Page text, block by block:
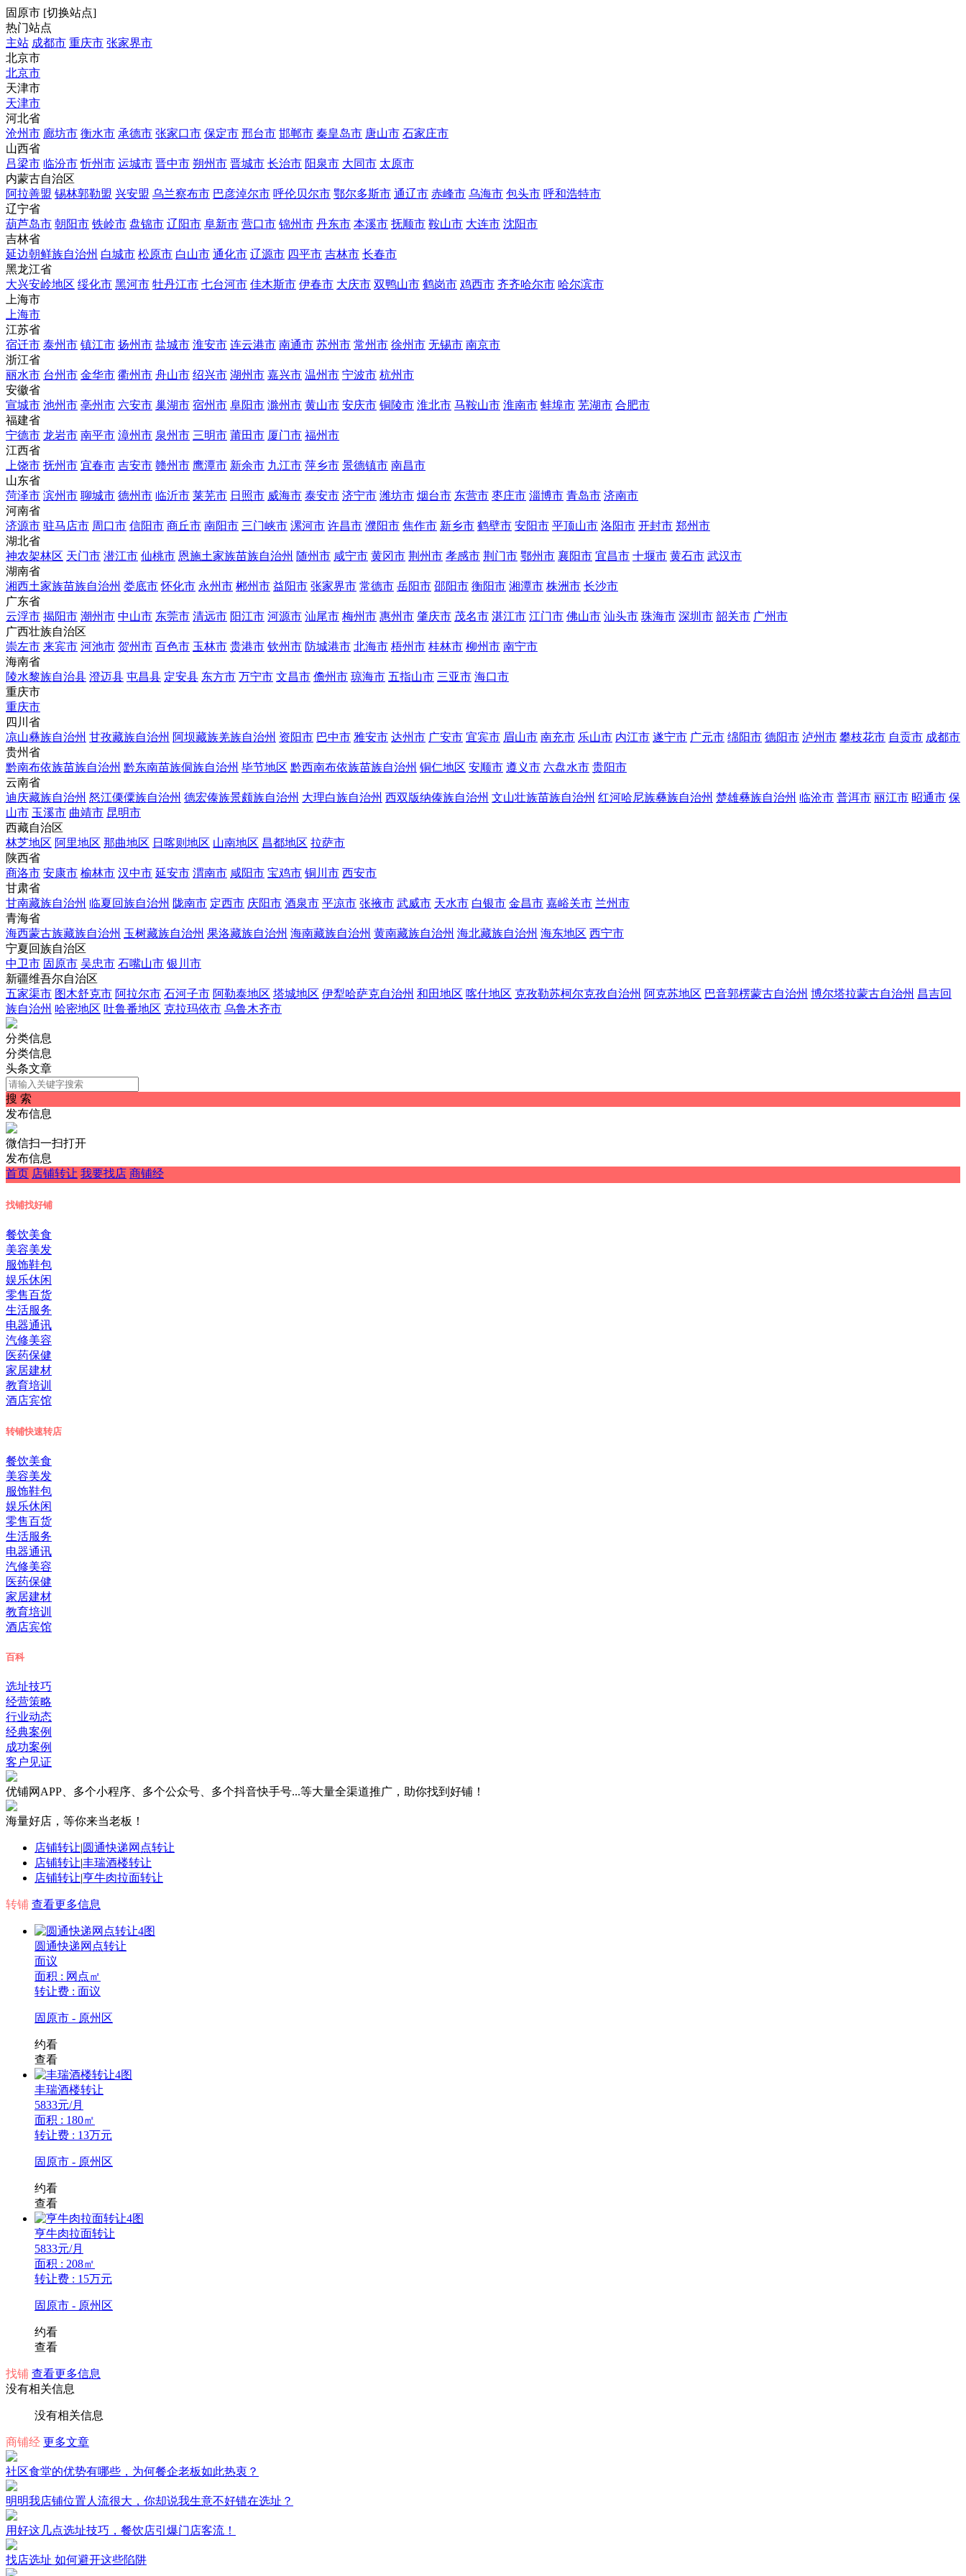
固原市 [切换站点]
热门站点
主站 成都市 重庆市 张家界市
北京市
北京市
天津市
天津市
河北省
沧州市 廊坊市 衡水市 承德市 张家口市 保定市 邢台市 邯郸市 秦皇岛市 唐山市 石家庄市
山西省
吕梁市 临汾市 忻州市 运城市 晋中市 朔州市 晋城市 长治市 阳泉市 大同市 太原市
内蒙古自治区
阿拉善盟 锡林郭勒盟 兴安盟 乌兰察布市 巴彦淖尔市 呼伦贝尔市 鄂尔多斯市 通辽市 赤峰市 乌海市 包头市 呼和浩特市
辽宁省
葫芦岛市 朝阳市 铁岭市 盘锦市 辽阳市 阜新市 营口市 锦州市 丹东市 本溪市 抚顺市 鞍山市 大连市 沈阳市
吉林省
延边朝鲜族自治州 白城市 松原市 白山市 通化市 辽源市 四平市 吉林市 长春市
黑龙江省
大兴安岭地区 绥化市 黑河市 牡丹江市 七台河市 佳木斯市 伊春市 大庆市 双鸭山市 鹤岗市 鸡西市 齐齐哈尔市 哈尔滨市
上海市
上海市
江苏省
宿迁市 泰州市 镇江市 扬州市 盐城市 淮安市 连云港市 南通市 苏州市 常州市 徐州市 无锡市 南京市
浙江省
丽水市 台州市 金华市 衢州市 舟山市 绍兴市 湖州市 嘉兴市 温州市 宁波市 杭州市
安徽省
宣城市 池州市 亳州市 六安市 巢湖市 宿州市 阜阳市 滁州市 黄山市 安庆市 铜陵市 淮北市 马鞍山市 淮南市 蚌埠市 芜湖市 合肥市
福建省
宁德市 龙岩市 南平市 漳州市 泉州市 三明市 莆田市 厦门市 福州市
江西省
上饶市 抚州市 宜春市 吉安市 赣州市 鹰潭市 新余市 九江市 萍乡市 景德镇市 南昌市
山东省
菏泽市 滨州市 聊城市 德州市 临沂市 莱芜市 日照市 威海市 泰安市 济宁市 潍坊市 烟台市 东营市 枣庄市 淄博市 青岛市 济南市
河南省
济源市 驻马店市 周口市 信阳市 商丘市 南阳市 三门峡市 漯河市 许昌市 濮阳市 焦作市 新乡市 鹤壁市 安阳市 平顶山市 洛阳市 开封市 郑州市
湖北省
神农架林区 天门市 潜江市 仙桃市 恩施土家族苗族自治州 随州市 咸宁市 黄冈市 荆州市 孝感市 荆门市 鄂州市 襄阳市 宜昌市 十堰市 黄石市 武汉市
湖南省
湘西土家族苗族自治州 娄底市 怀化市 永州市 郴州市 益阳市 张家界市 常德市 岳阳市 邵阳市 衡阳市 湘潭市 株洲市 长沙市
广东省
云浮市 揭阳市 潮州市 中山市 东莞市 清远市 阳江市 河源市 汕尾市 梅州市 惠州市 肇庆市 茂名市 湛江市 江门市 佛山市 汕头市 珠海市 深圳市 韶关市 广州市
广西壮族自治区
崇左市 来宾市 河池市 贺州市 百色市 玉林市 贵港市 钦州市 防城港市 北海市 梧州市 桂林市 柳州市 南宁市
海南省
陵水黎族自治县 澄迈县 屯昌县 定安县 东方市 万宁市 文昌市 儋州市 琼海市 五指山市 三亚市 海口市
重庆市
重庆市
四川省
凉山彝族自治州 甘孜藏族自治州 阿坝藏族羌族自治州 资阳市 巴中市 雅安市 达州市 广安市 宜宾市 眉山市 南充市 乐山市 内江市 遂宁市 广元市 绵阳市 德阳市 泸州市 攀枝花市 自贡市 成都市
贵州省
黔南布依族苗族自治州 黔东南苗族侗族自治州 毕节地区 黔西南布依族苗族自治州 铜仁地区 安顺市 遵义市 六盘水市 贵阳市
云南省
迪庆藏族自治州 怒江傈僳族自治州 德宏傣族景颇族自治州 大理白族自治州 西双版纳傣族自治州 文山壮族苗族自治州 红河哈尼族彝族自治州 楚雄彝族自治州 临沧市 普洱市 丽江市 昭通市 保
山市 玉溪市 曲靖市 昆明市
西藏自治区
林芝地区 阿里地区 那曲地区 日喀则地区 山南地区 昌都地区 拉萨市
陕西省
商洛市 安康市 榆林市 汉中市 延安市 渭南市 咸阳市 宝鸡市 铜川市 西安市
甘肃省
甘南藏族自治州 临夏回族自治州 陇南市 定西市 庆阳市 酒泉市 平凉市 张掖市 武威市 天水市 白银市 金昌市 嘉峪关市 兰州市
青海省
海西蒙古族藏族自治州 玉树藏族自治州 果洛藏族自治州 海南藏族自治州 黄南藏族自治州 海北藏族自治州 海东地区 西宁市
宁夏回族自治区
中卫市 固原市 吴忠市 石嘴山市 银川市
新疆维吾尔自治区
五家渠市 图木舒克市 阿拉尔市 石河子市 阿勒泰地区 塔城地区 伊犁哈萨克自治州 和田地区 喀什地区 克孜勒苏柯尔克孜自治州 阿克苏地区 巴音郭楞蒙古自治州 博尔塔拉蒙古自治州 昌吉回
族自治州 哈密地区 吐鲁番地区 克拉玛依市 乌鲁木齐市
分类信息
分类信息
头条文章
搜 索
发布信息
微信扫一扫打开
发布信息
首页 店铺转让 我要找店 商铺经
找铺找好铺
餐饮美食
美容美发
服饰鞋包
娱乐休闲
零售百货
生活服务
电器通讯
汽修美容
医药保健
家居建材
教育培训
酒店宾馆
转铺快速转店
餐饮美食
美容美发
服饰鞋包
娱乐休闲
零售百货
生活服务
电器通讯
汽修美容
医药保健
家居建材
教育培训
酒店宾馆
百科
选址技巧
经营策略
行业动态
经典案例
成功案例
客户见证
优铺网APP、多个小程序、多个公众号、多个抖音快手号...等大量全渠道推广，助你找到好铺！
海量好店，等你来当老板！
店铺转让|圆通快递网点转让
店铺转让|丰瑞酒楼转让
店铺转让|亨牛肉拉面转让
转铺 查看更多信息
4图
圆通快递网点转让
面议
面积 : 网点㎡
转让费 : 面议
固原市 - 原州区
约看
查看
4图
丰瑞酒楼转让
5833元/月
面积 : 180㎡
转让费 : 13万元
固原市 - 原州区
约看
查看
4图
亨牛肉拉面转让
5833元/月
面积 : 208㎡
转让费 : 15万元
固原市 - 原州区
约看
查看
找铺 查看更多信息
没有相关信息
没有相关信息
商铺经 更多文章
社区食堂的优势有哪些，为何餐企老板如此热衷？
明明我店铺位置人流很大，你却说我生意不好错在选址？
用好这几点选址技巧，餐饮店引爆门店客流！
找店选址 如何避开这些陷阱